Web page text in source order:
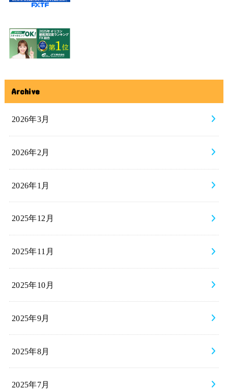
Archive
2026年3月
2026年2月
2026年1月
2025年12月
2025年11月
2025年10月
2025年9月
2025年8月
2025年7月